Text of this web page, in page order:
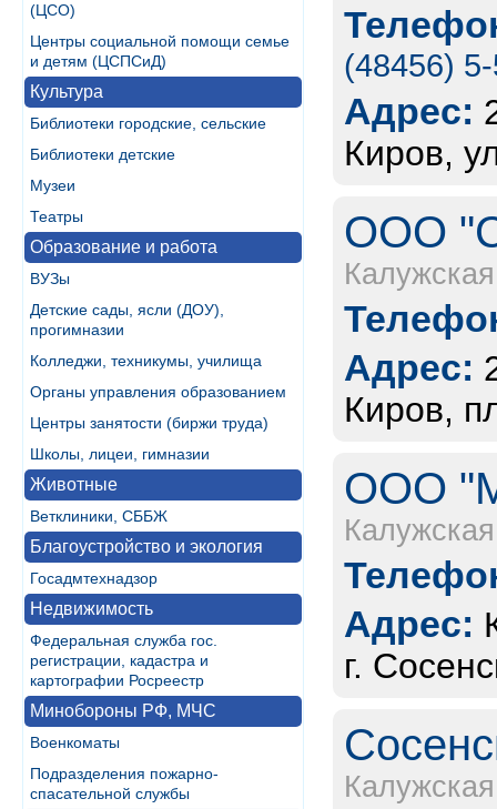
(ЦСО)
Центры социальной помощи семье
и детям (ЦСПСиД)
Культура
Библиотеки городские, сельские
Библиотеки детские
Музеи
Театры
Образование и работа
ВУЗы
Детские сады, ясли (ДОУ),
прогимназии
Колледжи, техникумы, училища
Органы управления образованием
Центры занятости (биржи труда)
Школы, лицеи, гимназии
Животные
Ветклиники, СББЖ
Благоустройство и экология
Госадмтехнадзор
Недвижимость
Федеральная служба гос.
регистрации, кадастра и
картографии Росреестр
Минобороны РФ, МЧС
Военкоматы
Подразделения пожарно-
спасательной службы
(48456)
Адрес:
Киров,
ООО
Адрес:
Киров,
ООО
Адрес:
г.